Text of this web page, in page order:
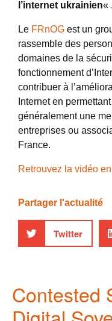
l’internet ukrainien« .
Le FRnOG est un
rassemble des
domaines de la
fonctionnement
contribuer à
Internet en
généralement une
entreprises ou
France.
Retrouvez la vidéo
Partager l'actualité
Twitter
Contested